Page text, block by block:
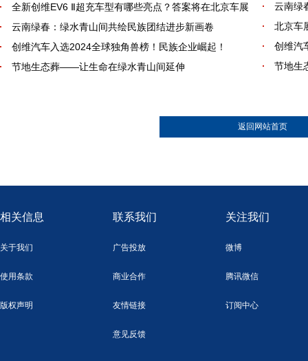
全新创维EV6 Ⅱ超充车型有哪些亮点？答案将在北京车展
云南绿春：绿水青山间共绘民族团结进步新画卷
创维汽车入选2024全球独角兽榜！民族企业崛起！
节地生态葬——让生命在绿水青山间延伸
云南绿
北京车
创维汽
节地生
返回网站首页
相关信息
关于我们
使用条款
版权声明
联系我们
广告投放
商业合作
友情链接
意见反馈
关注我们
微博
腾讯微信
订阅中心